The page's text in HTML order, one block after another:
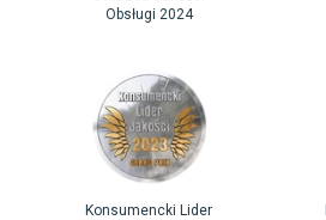
Obsługi 2024
Konsumencki Lider